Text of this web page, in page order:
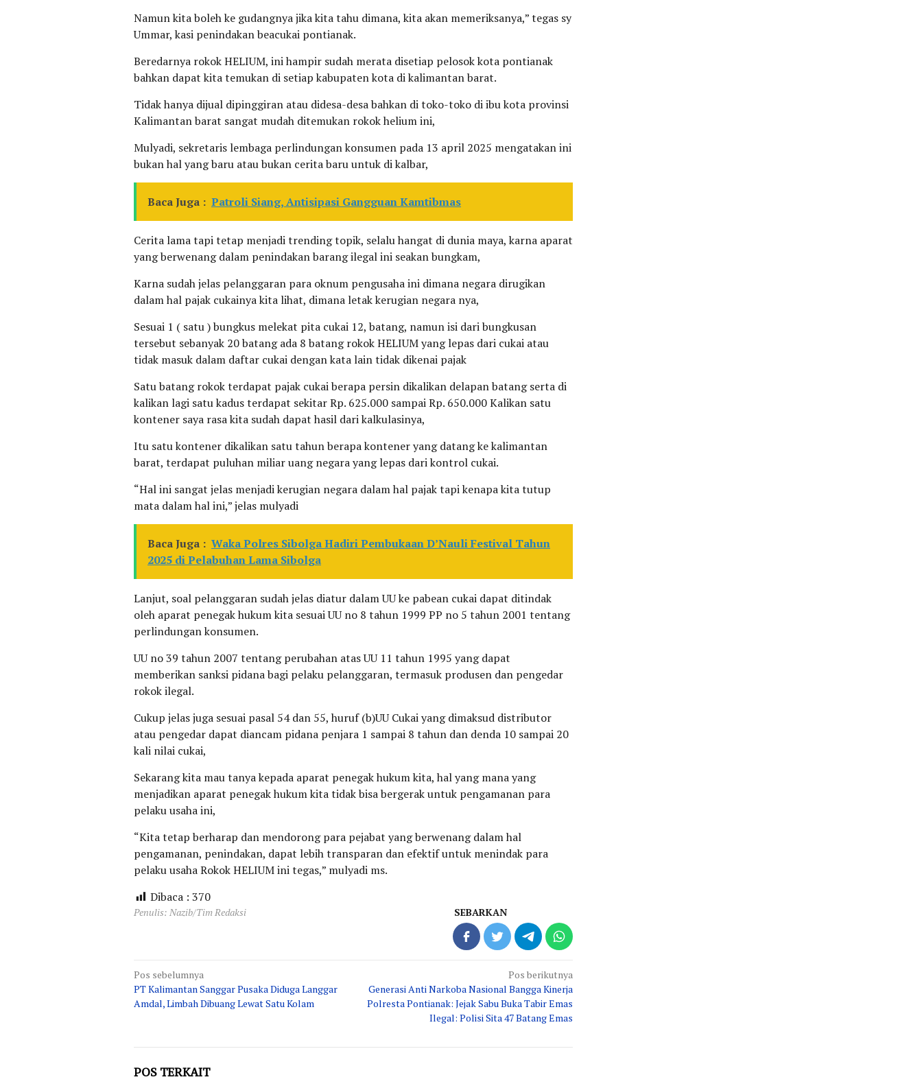
Namun kita boleh ke gudangnya jika kita tahu dimana, kita akan memeriksanya,” tegas sy
Ummar, kasi penindakan beacukai pontianak.
Beredarnya rokok HELIUM, ini hampir sudah merata disetiap pelosok kota pontianak
bahkan dapat kita temukan di setiap kabupaten kota di kalimantan barat.
Tidak hanya dijual dipinggiran atau didesa-desa bahkan di toko-toko di ibu kota provinsi
Kalimantan barat sangat mudah ditemukan rokok helium ini,
Mulyadi, sekretaris lembaga perlindungan konsumen pada 13 april 2025 mengatakan ini
bukan hal yang baru atau bukan cerita baru untuk di kalbar,
Baca Juga : Patroli Siang, Antisipasi Gangguan Kamtibmas
Cerita lama tapi tetap menjadi trending topik, selalu hangat di dunia maya, karna aparat
yang berwenang dalam penindakan barang ilegal ini seakan bungkam,
Karna sudah jelas pelanggaran para oknum pengusaha ini dimana negara dirugikan
dalam hal pajak cukainya kita lihat, dimana letak kerugian negara nya,
Sesuai 1 ( satu ) bungkus melekat pita cukai 12, batang, namun isi dari bungkusan
tersebut sebanyak 20 batang ada 8 batang rokok HELIUM yang lepas dari cukai atau
tidak masuk dalam daftar cukai dengan kata lain tidak dikenai pajak
Satu batang rokok terdapat pajak cukai berapa persin dikalikan delapan batang serta di
kalikan lagi satu kadus terdapat sekitar Rp. 625.000 sampai Rp. 650.000 Kalikan satu
kontener saya rasa kita sudah dapat hasil dari kalkulasinya,
Itu satu kontener dikalikan satu tahun berapa kontener yang datang ke kalimantan
barat, terdapat puluhan miliar uang negara yang lepas dari kontrol cukai.
“Hal ini sangat jelas menjadi kerugian negara dalam hal pajak tapi kenapa kita tutup
mata dalam hal ini,” jelas mulyadi
Baca Juga : Waka Polres Sibolga Hadiri Pembukaan D’Nauli Festival Tahun
2025 di Pelabuhan Lama Sibolga
Lanjut, soal pelanggaran sudah jelas diatur dalam UU ke pabean cukai dapat ditindak
oleh aparat penegak hukum kita sesuai UU no 8 tahun 1999 PP no 5 tahun 2001 tentang
perlindungan konsumen.
UU no 39 tahun 2007 tentang perubahan atas UU 11 tahun 1995 yang dapat
memberikan sanksi pidana bagi pelaku pelanggaran, termasuk produsen dan pengedar
rokok ilegal.
Cukup jelas juga sesuai pasal 54 dan 55, huruf (b)UU Cukai yang dimaksud distributor
atau pengedar dapat diancam pidana penjara 1 sampai 8 tahun dan denda 10 sampai 20
kali nilai cukai,
Sekarang kita mau tanya kepada aparat penegak hukum kita, hal yang mana yang
menjadikan aparat penegak hukum kita tidak bisa bergerak untuk pengamanan para
pelaku usaha ini,
“Kita tetap berharap dan mendorong para pejabat yang berwenang dalam hal
pengamanan, penindakan, dapat lebih transparan dan efektif untuk menindak para
pelaku usaha Rokok HELIUM ini tegas,” mulyadi ms.
Dibaca : 370
Penulis: Nazib/Tim Redaksi SEBARKAN
Navigasi
pos
Pos sebelumnya
PT Kalimantan Sanggar Pusaka Diduga Langgar
Amdal, Limbah Dibuang Lewat Satu Kolam
Pos berikutnya
Generasi Anti Narkoba Nasional Bangga Kinerja
Polresta Pontianak: Jejak Sabu Buka Tabir Emas
Ilegal: Polisi Sita 47 Batang Emas
POS TERKAIT